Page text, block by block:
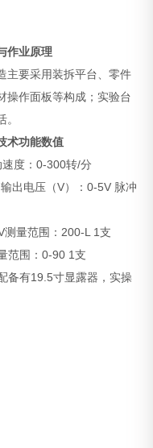
作业原理
主要采用装拆平台、零件
操作面板等构成；实验台
术功能数值
速度：0-300转/分
出电压（V）：0-5V 脉冲
测量范围：200-L 1支
范围：0-90 1支
备有19.5寸显露器，实操